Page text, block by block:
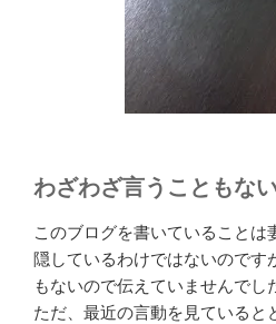
わざわざ言うこともな
このブログを書いていることは
隠しているわけではないのです
もないので伝えていませんでし
ただ、最近の言動を見ていると